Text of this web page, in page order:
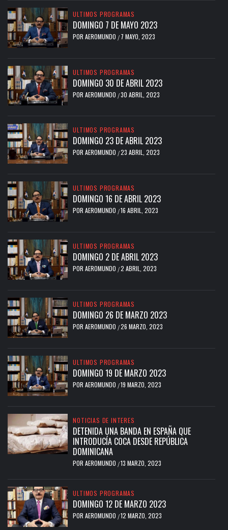
ULTIMOS PROGRAMAS
DOMINGO 7 DE MAYO 2023
POR AEROMUNDO / 7 MAYO, 2023
ULTIMOS PROGRAMAS
DOMINGO 30 DE ABRIL 2023
POR AEROMUNDO /30 ABRIL, 2023
ULTIMOS PROGRAMAS
DOMINGO 23 DE ABRIL 2023
POR AEROMUNDO /23 ABRIL, 2023
ULTIMOS PROGRAMAS
DOMINGO 16 DE ABRIL 2023
POR AEROMUNDO /16 ABRIL, 2023
ULTIMOS PROGRAMAS
DOMINGO 2 DE ABRIL 2023
POR AEROMUNDO /2 ABRIL, 2023
ULTIMOS PROGRAMAS
DOMINGO 26 DE MARZO 2023
POR AEROMUNDO /26 MARZO, 2023
ULTIMOS PROGRAMAS
DOMINGO 19 DE MARZO 2023
POR AEROMUNDO /19 MARZO, 2023
NOTICIAS DE INTERES
DETENIDA UNA BANDA EN ESPAÑA QUE
INTRODUCÍA COCA DESDE REPÚBLICA
DOMINICANA
POR AEROMUNDO /13 MARZO, 2023
ULTIMOS PROGRAMAS
DOMINGO 12 DE MARZO 2023
POR AEROMUNDO /12 MARZO, 2023